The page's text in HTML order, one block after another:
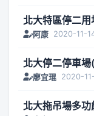
北大特區停二
阿康 2020-11-
北大停二停車
廖宜琨 2020-
北大拖吊場多功